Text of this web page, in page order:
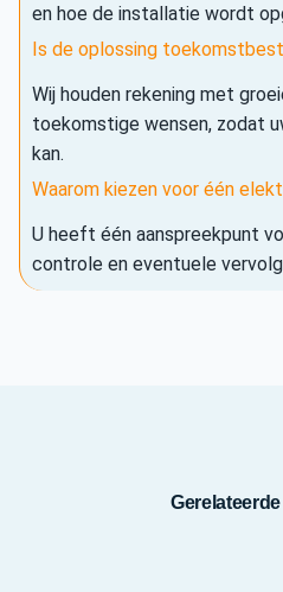
en hoe de installatie wordt
Is de oplossing
Wij houden rekening met
toekomstige wensen, zodat
kan.
Waarom kiezen voor één
U heeft één aanspreekpunt
controle en eventuele